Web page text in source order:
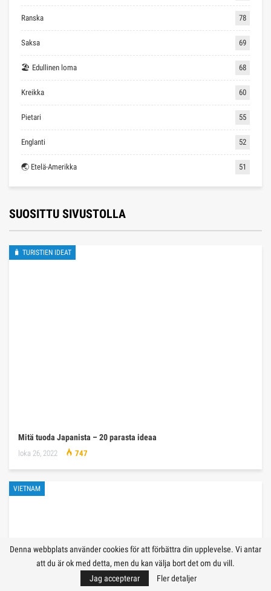
Ranska 78
Saksa 69
🏖 Edullinen loma 68
Kreikka 60
Pietari 55
Englanti 52
🌏 Etelä-Amerikka 51
SUOSITTU SIVUSTOLLA
🧳 TURISTIEN IDEAT
Mitä tuoda Japanista – 20 parasta ideaa
loka 26, 2022 747
VIETNAM
Denna webbplats använder cookies för att förbättra din upplevelse. Vi antar
att du är ok med detta, men du kan välja bort det om du vill.
Jag accepterar
Fler detaljer